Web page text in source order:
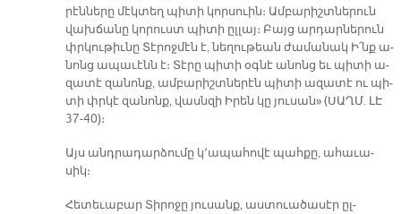
րէն­նե­րը մէկ­տեղ պի­տի կոր­սուին։ Ամ­բա­րիշտ­նե­րուն
վախ­ճա­նը կո­րուստ պի­տի ըլ­լայ։ Բայց ար­դար­նե­րուն
փրկու­թիւ­նը Տէ­րոջ­մէն է, նե­ղու­թեան ժա­մա­նակ Ի՛նք ա­
նոնց ա­պա­ւէնն է։ Տէ­րը պի­տի օգ­նէ ա­նոնց եւ պի­տի ա­
զա­տէ զա­նոնք, ամ­բա­րիշտ­նե­րէն պի­տի ա­զա­տէ ու պի­
տի փրկէ զա­նոնք, վասն­զի Ի­րեն կը յու­սան» (ՍԱՂՄ. ԼԷ
37-40)։­
Այս անդ­րա­դար­ձու­մը կ՚ա­պա­հո­վէ պահ­քը, ա­հա­ւա­
սիկ։
Հե­տե­ւա­բար Տի­րո­ջը յու­սանք, աս­տուա­ծա­սէր ըլ­